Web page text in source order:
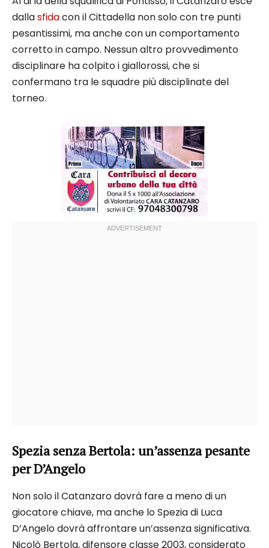
dallasfidacon il Cittadella non solo con tre punti
pesantissimi, ma anche con un comportamento
corretto in campo. Nessun altro provvedimento
disciplinare ha colpito i giallorossi, che si
confermano tra le squadre più disciplinate del
torneo.
Spezia senza Bertola: un’assenza pesante
per D’Angelo
Non solo il Catanzaro dovrà fare a meno di un
giocatore chiave, ma anche lo Spezia di Luca
D’Angelo dovrà affrontare un’assenza significativa.
Nicolò Bertola, difensore classe 2003, considerato